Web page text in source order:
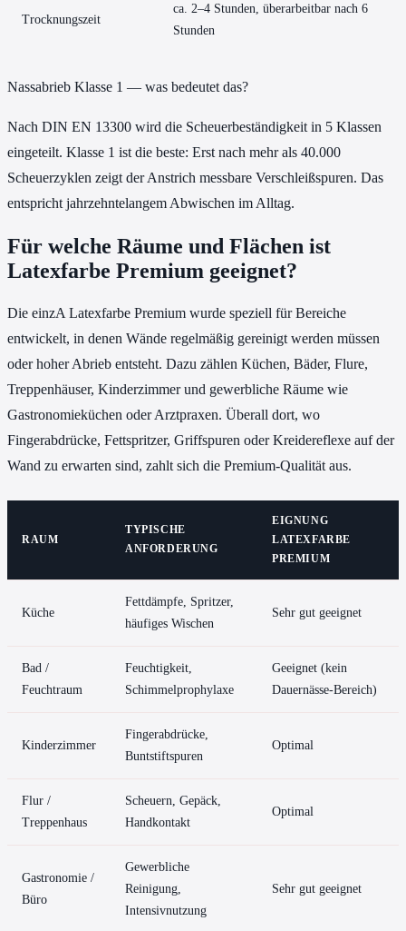
Trocknungszeit
ca. 2–4 Stunden, überarbeitbar nach 6
Stunden
Nassabrieb Klasse 1 — was bedeutet das?
Nach DIN EN 13300 wird die Scheuerbeständigkeit in 5 Klassen
eingeteilt. Klasse 1 ist die beste: Erst nach mehr als 40.000
Scheuerzyklen zeigt der Anstrich messbare Verschleißspuren. Das
entspricht jahrzehntelangem Abwischen im Alltag.
Für welche Räume und Flächen ist
Latexfarbe Premium geeignet?
Die einzA Latexfarbe Premium wurde speziell für Bereiche
entwickelt, in denen Wände regelmäßig gereinigt werden müssen
oder hoher Abrieb entsteht. Dazu zählen Küchen, Bäder, Flure,
Treppenhäuser, Kinderzimmer und gewerbliche Räume wie
Gastronomieküchen oder Arztpraxen. Überall dort, wo
Fingerabdrücke, Fettspritzer, Griffspuren oder Kreidereflexe auf der
Wand zu erwarten sind, zahlt sich die Premium-Qualität aus.
RAUM
TYPISCHE
ANFORDERUNG
EIGNUNG
LATEXFARBE
PREMIUM
Küche
Fettdämpfe, Spritzer,
häufiges Wischen
Sehr gut geeignet
Bad /
Feuchtraum
Feuchtigkeit,
Schimmelprophylaxe
Geeignet (kein
Dauernässe-Bereich)
Kinderzimmer
Fingerabdrücke,
Buntstiftspuren
Optimal
Flur /
Treppenhaus
Scheuern, Gepäck,
Handkontakt
Optimal
Gastronomie /
Büro
Gewerbliche
Reinigung,
Intensivnutzung
Sehr gut geeignet